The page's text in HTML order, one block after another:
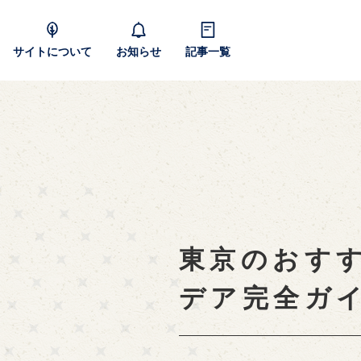
サイトについて お知らせ 記事一覧
東京のおす
デア完全ガ